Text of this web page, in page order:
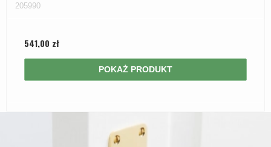
205990
541,00 zł
POKAŻ PRODUKT